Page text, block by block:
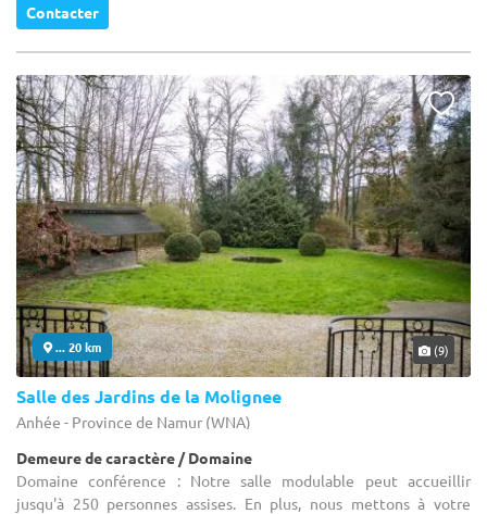
Contacter
... 20 km (9)
Salle des Jardins de la Molignee
Anhée - Province de Namur (WNA)
Demeure de caractère / Domaine
Domaine conférence : Notre salle modulable peut accueillir
jusqu'à 250 personnes assises. En plus, nous mettons à votre